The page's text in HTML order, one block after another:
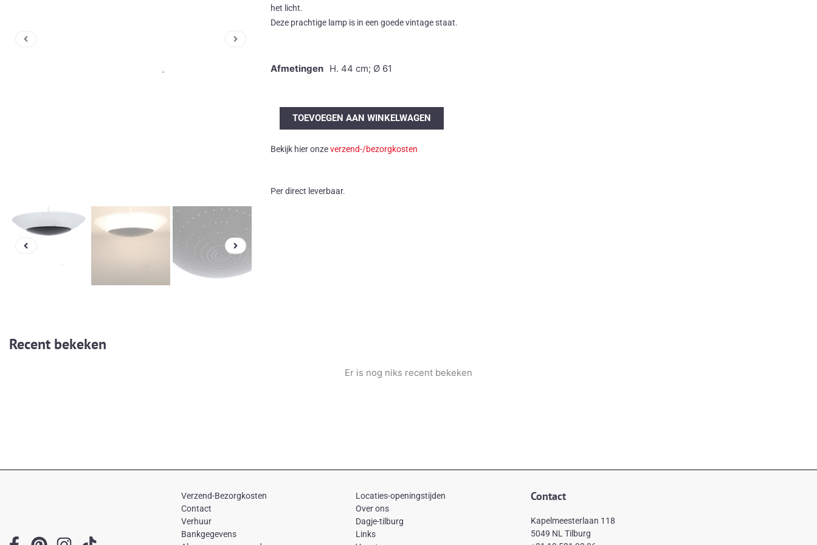
het licht.
Deze prachtige lamp is in een goede vintage staat.
Afmetingen H. 44 cm; Ø 61
pendellamp
aantal
TOEVOEGEN AAN WINKELWAGEN
Bekijk hier onzeverzend-/bezorgkosten
Per direct leverbaar.
Recent bekeken
Er is nog niks recent bekeken
Verzend-Bezorgkosten
Contact
Verhuur
Bankgegevens
Locaties-openingstijden
Over ons
Dagje-tilburg
Links
Contact
Kapelmeesterlaan 118
5049 NL Tilburg